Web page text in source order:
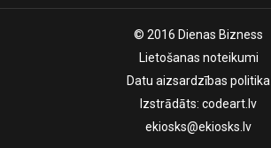
© 2016 Dienas Bizness
Lietošanas noteikumi
Datu aizsardzības politika
Izstrādāts: codeart.lv
ekiosks@ekiosks.lv